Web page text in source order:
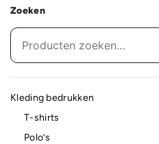
Zoeken
Kleding bedrukken
T-shirts
Polo’s